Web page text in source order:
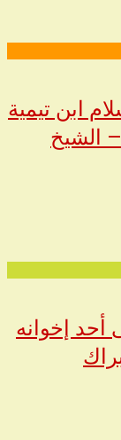
ابن تيمية
الثانية 1436 هـ) – الشيخ
أحد إخوانه